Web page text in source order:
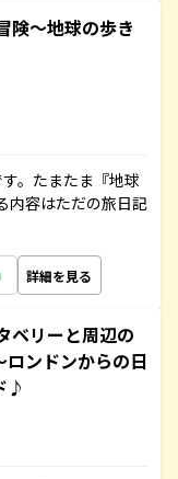
険～地球の歩き
。たまたま『地球
内容はただの旅日記
詳細を見る
ベリーと周辺の
ンドンからの日
♪